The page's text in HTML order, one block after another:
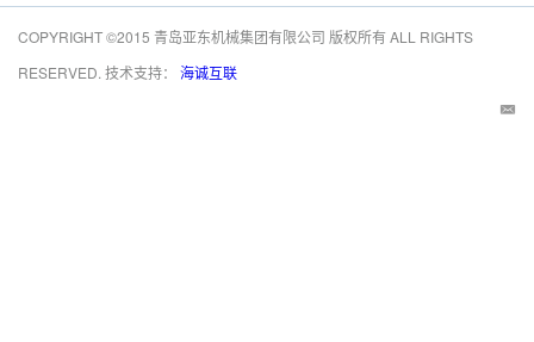
COPYRIGHT ©2015 青岛亚东机械集团有限公司 版权所有 ALL RIGHTS
RESERVED. 技术支持： 海诚互联